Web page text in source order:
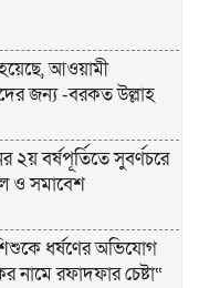
আওয়ামী
জন্য -বরকত উল্লাহ
২য় বর্ষপূর্তিতে সুবর্ণচরে
ও সমাবেশ
ধর্ষণের অভিযোগ
নামে রফাদফার চেষ্টা“